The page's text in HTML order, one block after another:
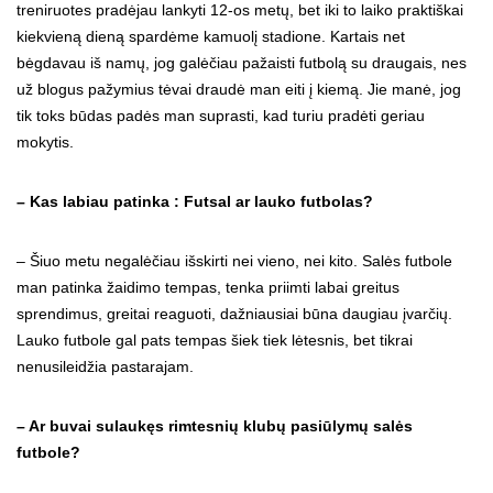
treniruotes pradėjau lankyti 12-os metų, bet iki to laiko praktiškai
kiekvieną dieną spardėme kamuolį stadione. Kartais net
bėgdavau iš namų, jog galėčiau pažaisti futbolą su draugais, nes
už blogus pažymius tėvai draudė man eiti į kiemą. Jie manė, jog
tik toks būdas padės man suprasti, kad turiu pradėti geriau
mokytis.
– Kas labiau patinka : Futsal ar lauko futbolas?
– Šiuo metu negalėčiau išskirti nei vieno, nei kito. Salės futbole
man patinka žaidimo tempas, tenka priimti labai greitus
sprendimus, greitai reaguoti, dažniausiai būna daugiau įvarčių.
Lauko futbole gal pats tempas šiek tiek lėtesnis, bet tikrai
nenusileidžia pastarajam.
– Ar buvai sulaukęs rimtesnių klubų pasiūlymų salės
futbole?